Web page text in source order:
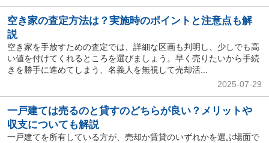
空き家の査定方法は？実施時のポイントと注意点も解
説
空き家を手放すための査定では、詳細な区画も判明し、少しでも高
い値を付けてくれるところを選びましょう。早く売りたいから手続
きを勝手に進めてしまう、名義人を無視して売却活...
2025-07-29
一戸建ては売るのと貸すのどちらが良い？メリットや
収支についても解説
一戸建てを所有している方が、売却か賃貸のいずれかを選ぶ場面で